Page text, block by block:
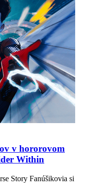
v hororovom
Within
Story Fanúšikovia si